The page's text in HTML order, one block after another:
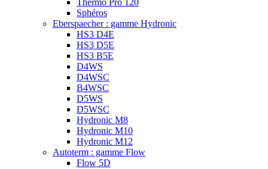
Thermo Pro 120
Sphéros
Eberspaecher : gamme Hydronic
HS3 D4E
HS3 D5E
HS3 B5E
D4WS
D4WSC
B4WSC
D5WS
D5WSC
Hydronic M8
Hydronic M10
Hydronic M12
Autoterm : gamme Flow
Flow 5D